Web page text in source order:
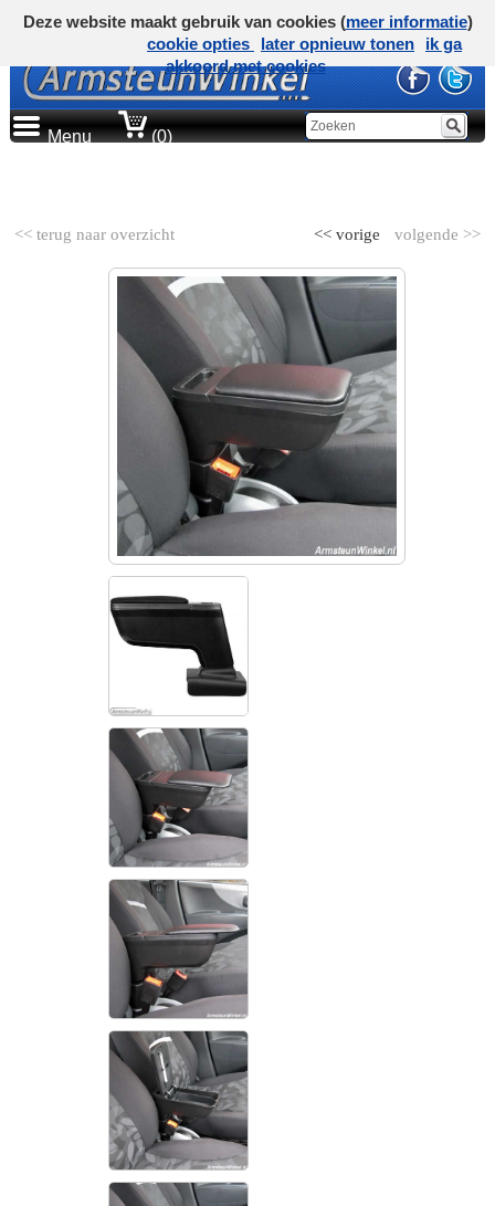
Menu (0)
<< terug naar overzicht volgende >>
<< vorige
Deze website maakt gebruik van cookies (meer informatie)
cookie opties
later opnieuw tonen
ik ga
akkoord met cookies